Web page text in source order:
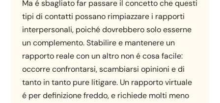
Ma é sbagliato far passare il concetto che questi
tipi di contatti possano rimpiazzare i rapporti
interpersonali, poiché dovrebbero solo esserne
un complemento. Stabilire e mantenere un
rapporto reale con un altro non é cosa facile:
occorre confrontarsi, scambiarsi opinioni e di
tanto in tanto pure litigare. Un rapporto virtuale
é per definizione freddo, e richiede molti meno